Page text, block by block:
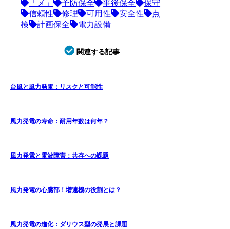
「メ」
予防保全 事後保全
保守
信頼性
修理 可用性 安全性
点
検
計画保全 電力設備
関連する記事
台風と風力発電：リスクと可能性
風力発電の寿命：耐用年数は何年？
風力発電と電波障害：共存への課題
風力発電の心臓部！増速機の役割とは？
風力発電の進化：ダリウス型の発展と課題